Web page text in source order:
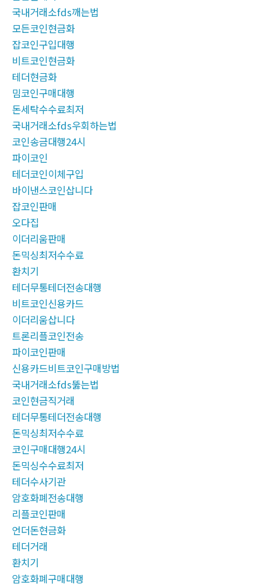
국내거래소fds깨는법
모든코인현금화
잡코인구입대행
비트코인현금화
테더현금화
밈코인구매대행
돈세탁수수료최저
국내거래소fds우회하는법
코인송금대행24시
파이코인
테더코인이체구입
바이낸스코인삽니다
잡코인판매
오다집
이더리움판매
돈믹싱최저수수료
환치기
테더무통테더전송대행
비트코인신용카드
이더리움삽니다
트론리플코인전송
파이코인판매
신용카드비트코인구매방법
국내거래소fds뚫는법
코인현금직거래
테더무통테더전송대행
돈믹싱최저수수료
코인구매대행24시
돈믹싱수수료최저
테더수사기관
암호화폐전송대행
리플코인판매
언더돈현금화
테더거래
환치기
암호화폐구매대행